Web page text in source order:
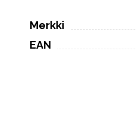
Merkki
EAN